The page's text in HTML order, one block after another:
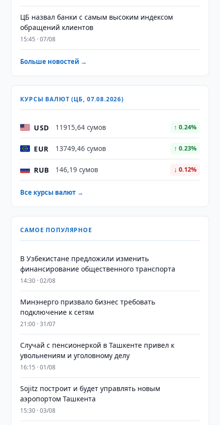
ЦБ назвал банки с самым высоким индексом
обращений клиентов
15:45 · 07/08
Больше новостей →
КУРСЫ ВАЛЮТ (ЦБ, 07.08.2026)
USD 11915,64 сумов ↑ 0.24%
EUR 13749,46 сумов ↑ 0.23%
RUB 146,19 сумов ↓ 0.12%
Все курсы валют →
САМОЕ ПОПУЛЯРНОЕ
В Узбекистане предложили изменить
финансирование общественного транспорта
14:30 · 02/08
Минэнерго призвало бизнес требовать
подключение к сетям
21:00 · 31/07
Случай с пенсионеркой в Ташкенте привел к
увольнениям и уголовному делу
16:15 · 01/08
Sojitz построит и будет управлять новым
аэропортом Ташкента
15:30 · 03/08